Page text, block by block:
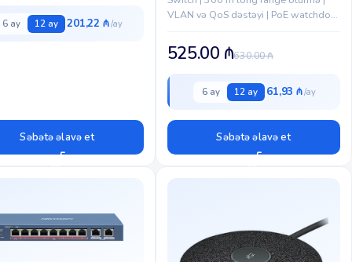
6 ay 12 ay 201,22 ₼
Səbətə əlavə et
VLAN və QoS dəstəyi | PoE watchdog
ideal
630.00₼
525.00 ₼
6 ay 12 ay 61,93 ₼
Səbətə əlavə et